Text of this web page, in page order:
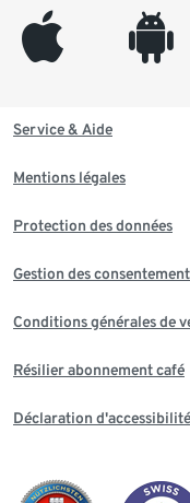
appleinc android
Service & Aide
Mentions légales
Protection des données
Gestion des
Conditions générales de
Résilier abonnement café
Déclaration d'accessibilité